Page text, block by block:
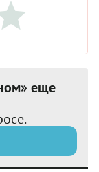
еще